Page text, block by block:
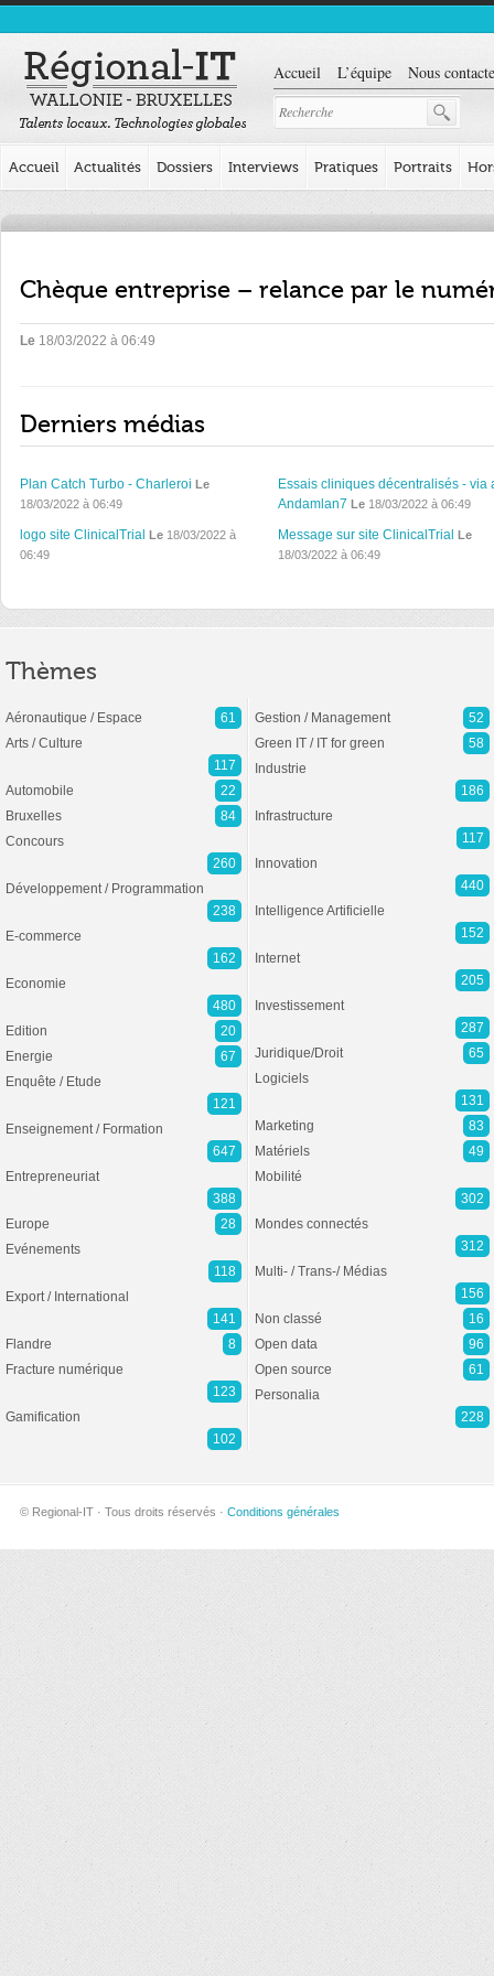
Accueil L’équipe Nous
Accueil Actualités Dossiers Interviews Pratiques Portraits
Chèque entreprise – relance par le
Le 18/03/2022 à 06:49
Derniers médias
Plan Catch Turbo - Charleroi Le
18/03/2022 à 06:49
Essais cliniques décentralisés - via
Andamlan7 Le18/03/2022 à 06:49
logo site ClinicalTrial Le 18/03/2022 à
06:49
Message sur site ClinicalTrial Le
18/03/2022 à 06:49
Thèmes
Aéronautique / Espace
61
Arts / Culture
117
Automobile
22
Bruxelles
84
Concours
260
Développement / Programmation
238
E-commerce
162
Economie
480
Edition
20
Energie
67
Enquête / Etude
121
Enseignement / Formation
647
Entrepreneuriat
388
Europe
28
Evénements
118
Export / International
141
Flandre
8
Fracture numérique
123
Gamification
102
Gestion / Management
52
Green IT / IT for green
58
Industrie
186
Infrastructure
117
Innovation
440
Intelligence Artificielle
152
Internet
205
Investissement
287
Juridique/Droit
65
Logiciels
131
Marketing
83
Matériels
49
Mobilité
302
Mondes connectés
312
Multi- / Trans-/ Médias
156
Non classé
16
Open data
96
Open source
61
Personalia
228
© Regional-IT · Tous droits réservés · Conditions générales